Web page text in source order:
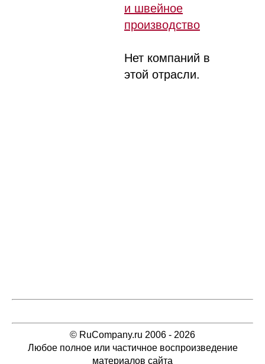
и швейное
производство
Нет компаний в
этой отрасли.
© RuCompany.ru 2006 - 2026
Любое полное или частичное воспроизведение
материалов сайта